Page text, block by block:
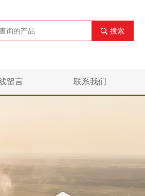
搜索
留言 联系我们